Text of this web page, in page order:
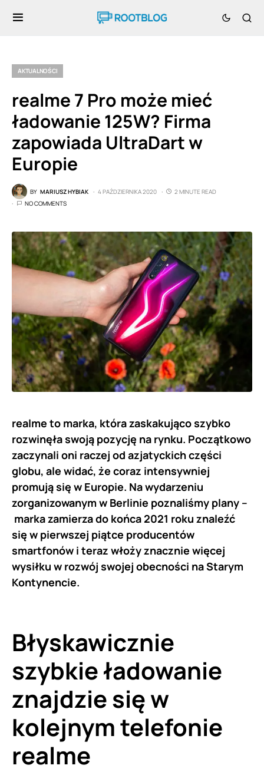
AKTUALNOŚCI
realme 7 Pro może mieć
ładowanie 125W? Firma
zapowiada UltraDart w
Europie
BY MARIUSZ HYBIAK 4 PAŹDZIERNIKA 2020
2 MINUTE READ
NO COMMENTS
realme to marka, która zaskakująco szybko
rozwinęła swoją pozycję na rynku. Początkowo
zaczynali oni raczej od azjatyckich części
globu, ale widać, że coraz intensywniej
promują się w Europie. Na wydarzeniu
zorganizowanym w Berlinie poznaliśmy plany –
marka zamierza do końca 2021 roku znaleźć
się w pierwszej piątce producentów
smartfonów i teraz włoży znacznie więcej
wysiłku w rozwój swojej obecności na Starym
Kontynencie.
Błyskawicznie
szybkie ładowanie
znajdzie się w
kolejnym telefonie
realme